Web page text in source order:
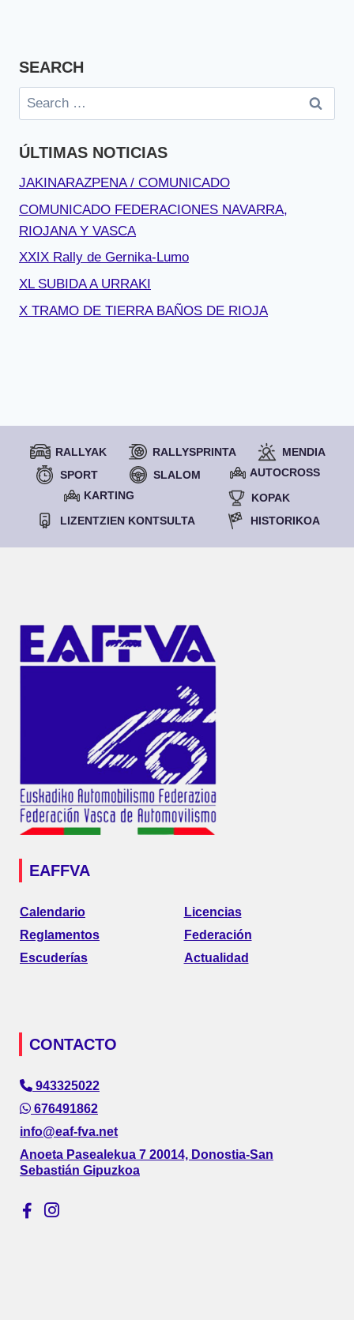
SEARCH
Search
for:
ÚLTIMAS NOTICIAS
JAKINARAZPENA / COMUNICADO
COMUNICADO FEDERACIONES NAVARRA,
RIOJANA Y VASCA
XXIX Rally de Gernika-Lumo
XL SUBIDA A URRAKI
X TRAMO DE TIERRA BAÑOS DE RIOJA
RALLYAK RALLYSPRINTA
MENDIA
SPORT
SLALOM
AUTOCROSS
KARTING
KOPAK
LIZENTZIEN KONTSULTA
HISTORIKOA
EAFFVA
Calendario
Reglamentos
Escuderías
Licencias
Federación
Actualidad
CONTACTO
943325022
676491862
info@eaf-fva.net
Anoeta Pasealekua 7 20014, Donostia-San
Sebastián Gipuzkoa